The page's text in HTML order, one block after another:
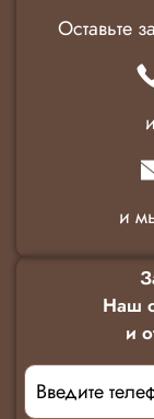
Оставьте
и
Наш
и